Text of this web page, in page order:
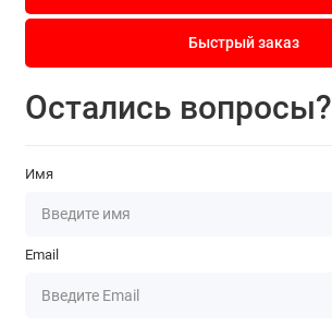
Быстрый заказ
Остались вопросы?
Имя
Email